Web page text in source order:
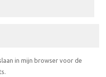
in mijn browser voor de